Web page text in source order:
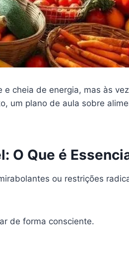
cheia de energia, mas às
um plano de aula sobre
O Que é
ou restrições
de forma consciente.